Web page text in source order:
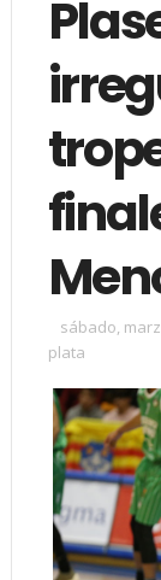
sábado,
plata